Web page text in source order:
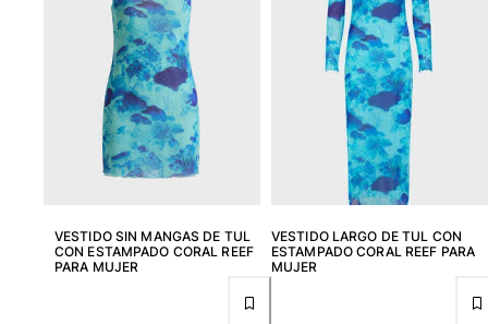
Ver todo Mujer
Trajes de baño
Bikinis
Una pieza
Rashguards
Ver todo Trajes de baño
VESTIDO SIN MANGAS DE TUL
CON ESTAMPADO CORAL REEF
PARA MUJER
VESTIDO LARGO DE TUL CON
ESTAMPADO CORAL REEF PARA
MUJER